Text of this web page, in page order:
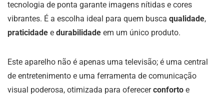
tecnologia de ponta garante imagens nítidas e cores
vibrantes. É a escolha ideal para quem busca qualidade,
praticidade e durabilidade em um único produto.
Este aparelho não é apenas uma televisão; é uma central
de entretenimento e uma ferramenta de comunicação
visual poderosa, otimizada para oferecerconforto e